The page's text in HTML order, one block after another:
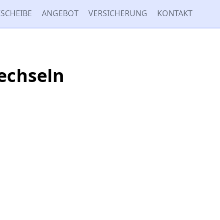
ANGEBOT VERSICHERUNG KONTAKT